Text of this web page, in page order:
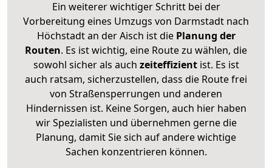
Ein weiterer wichtiger Schritt bei der
Vorbereitung eines Umzugs von Darmstadt nach
Höchstadt an der Aisch ist diePlanung der
Routen. Es ist wichtig, eine Route zu wählen, die
sowohl sicher als auch zeiteffizientist. Es ist
auch ratsam, sicherzustellen, dass die Route frei
von Straßensperrungen und anderen
Hindernissen ist. Keine Sorgen, auch hier haben
wir Spezialisten und übernehmen gerne die
Planung, damit Sie sich auf andere wichtige
Sachen konzentrieren können.